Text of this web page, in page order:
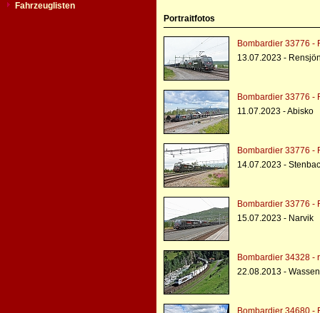
Fahrzeuglisten
Portraitfotos
Bombardier 33776 -
13.07.2023 -
Bombardier 33776 -
11.07.2023 - Abisko
Bombardier 33776 -
14.07.2023 -
Bombardier 33776 -
15.07.2023 - Narvik
Bombardier 34328 -
22.08.2013 - Wassen
Bombardier 34680 -